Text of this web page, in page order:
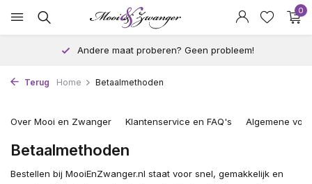
0
Andere maat proberen? Geen probleem!
Terug Home Betaalmethoden
Over Mooi en Zwanger Klantenservice en FAQ's Algemene
Betaalmethoden
Bestellen bij MooiEnZwanger.nl staat voor snel, gemakkelijk en